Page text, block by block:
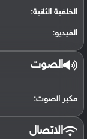
الخلفية الثانية:
الفيديو:
الصوت
مكبر الصوت:
الاتصال